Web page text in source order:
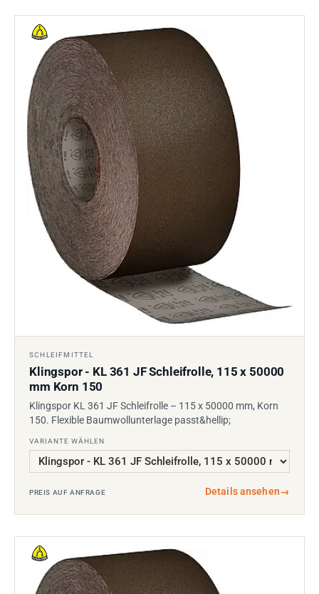
SCHLEIFMITTEL
Klingspor - KL 361 JF Schleifrolle, 115 x 50000
mm Korn 150
Klingspor KL 361 JF Schleifrolle – 115 x 50000 mm, Korn
150. Flexible Baumwollunterlage passt&hellip;
VARIANTE WÄHLEN
PREIS AUF ANFRAGE Details ansehen→